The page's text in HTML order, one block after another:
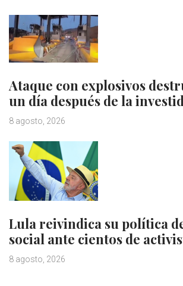
Ataque con explosivos
un día después de la
8 agosto, 2026
Lula reivindica su política
social ante cientos de
8 agosto, 2026